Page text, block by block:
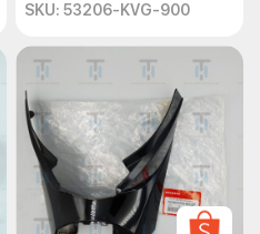
SKU: 53206-KVG-900